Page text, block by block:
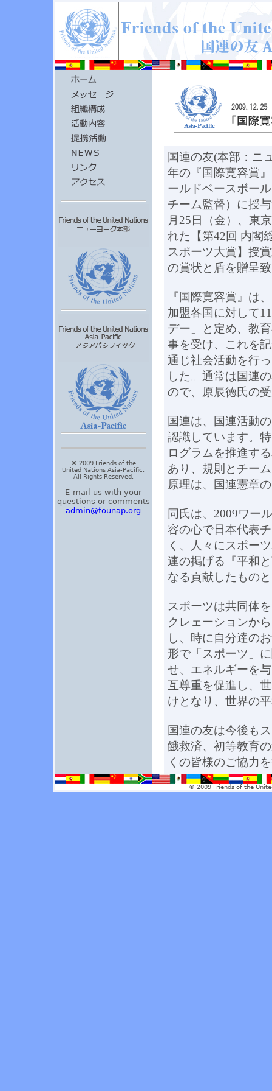
© 2009 Friends of the
United Nations Asia-Pacific.
All Rights Reserved.
E-mail us with your
questions or comments
admin@founap.org
国連の友(本部：ニ
年の『国際寛容賞
ールドベースボー
チーム監督）に授
月25日（金）、東
れた【第42回 内閣
スポーツ大賞】授
の賞状と盾を贈呈
『国際寛容賞』は
加盟各国に対して
デー」と定め、教
事を受け、これを
通じ社会活動を行
した。通常は国連
ので、原辰徳氏の
国連は、国連活動
認識しています。
ログラムを推進す
あり、規則とチー
原理は、国連憲章
同氏は、2009ワー
容の心で日本代表
く、人々にスポー
連の掲げる『平和
なる貢献したもの
スポーツは共同体
クレェーションか
し、時に自分達の
形で「スポーツ」
せ、エネルギーを
互尊重を促進し、
けとなり、世界の
国連の友は今後も
餓救済、初等教育
くの皆様のご協力
© 2009 Friends of the